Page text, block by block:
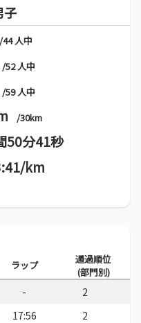
子
/44 人中
/52 人中
/59 人中
/30km
50分41秒
km
ラップ
通過順位
(部門別)
-
2
17:56
2